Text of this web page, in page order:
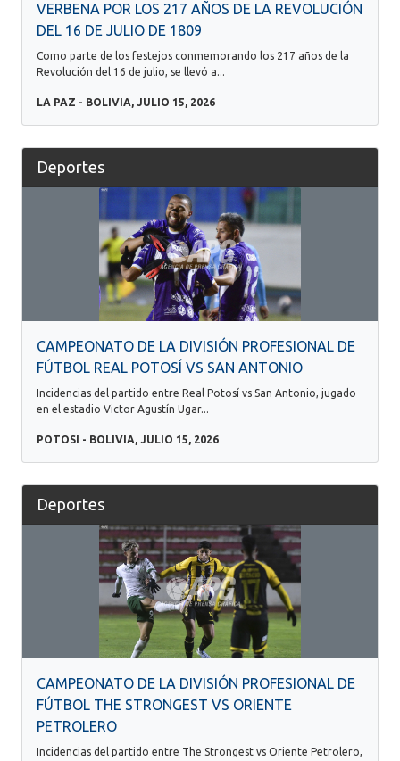
VERBENA POR LOS 217 AÑOS DE LA REVOLUCIÓN
DEL 16 DE JULIO DE 1809
Como parte de los festejos conmemorando los 217 años de la
Revolución del 16 de julio, se llevó a...
LA PAZ - BOLIVIA, JULIO 15, 2026
Deportes
CAMPEONATO DE LA DIVISIÓN PROFESIONAL DE
FÚTBOL REAL POTOSÍ VS SAN ANTONIO
Incidencias del partido entre Real Potosí vs San Antonio, jugado
en el estadio Victor Agustín Ugar...
POTOSI - BOLIVIA, JULIO 15, 2026
Deportes
CAMPEONATO DE LA DIVISIÓN PROFESIONAL DE
FÚTBOL THE STRONGEST VS ORIENTE
PETROLERO
Incidencias del partido entre The Strongest vs Oriente Petrolero,